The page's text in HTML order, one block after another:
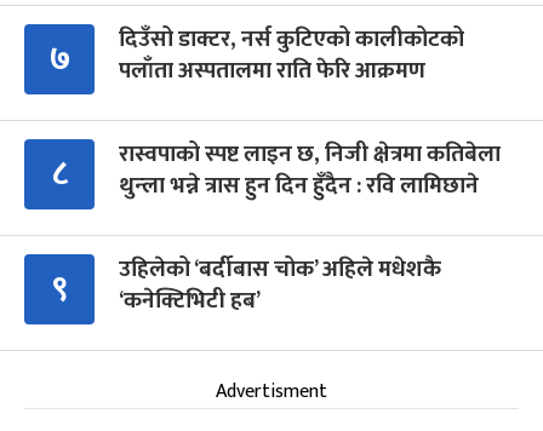
७
दिउँसो डाक्टर, नर्स कुटिएको कालीकोटको
पलाँता अस्पतालमा राति फेरि आक्रमण
८
रास्वपाको स्पष्ट लाइन छ, निजी क्षेत्रमा कतिबेला
थुन्ला भन्ने त्रास हुन दिन हुँदैन : रवि लामिछाने
९
उहिलेको ‘बर्दीबास चोक’ अहिले मधेशकै
‘कनेक्टिभिटी हब’
Advertisment